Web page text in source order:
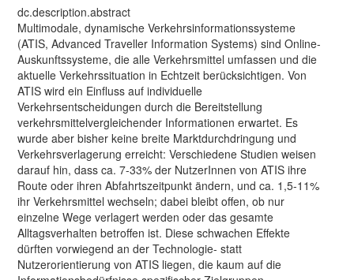
dc.description.abstract
Multimodale, dynamische Verkehrsinformationssysteme
(ATIS, Advanced Traveller Information Systems) sind Online-
Auskunftssysteme, die alle Verkehrsmittel umfassen und die
aktuelle Verkehrssituation in Echtzeit berücksichtigen. Von
ATIS wird ein Einfluss auf individuelle
Verkehrsentscheidungen durch die Bereitstellung
verkehrsmittelvergleichender Informationen erwartet. Es
wurde aber bisher keine breite Marktdurchdringung und
Verkehrsverlagerung erreicht: Verschiedene Studien weisen
darauf hin, dass ca. 7-33% der NutzerInnen von ATIS ihre
Route oder ihren Abfahrtszeitpunkt ändern, und ca. 1,5-11%
ihr Verkehrsmittel wechseln; dabei bleibt offen, ob nur
einzelne Wege verlagert werden oder das gesamte
Alltagsverhalten betroffen ist. Diese schwachen Effekte
dürften vorwiegend an der Technologie- statt
Nutzerorientierung von ATIS liegen, die kaum auf die